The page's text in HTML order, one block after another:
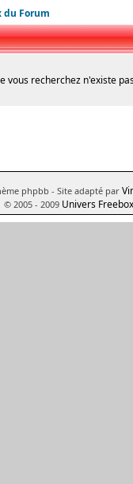
du Forum
vous recherchez n'existe
phpbb - Site adapté par
© 2005 - 2009 Univers Freebox